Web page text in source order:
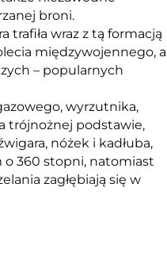
broni.
trafiła wraz z tą formacją
międzywojennego, a
– popularnych
wyrzutnika,
trójnożnej podstawie,
nóżek i kadłuba,
o 360 stopni, natomiast
zagłębiają się w